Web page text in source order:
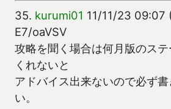
35. kurumi01 11/11/23 09:07
E7/oaVSV
攻略を聞く場合は何月版のス
くれないと
アドバイス出来ないので必ず
い。